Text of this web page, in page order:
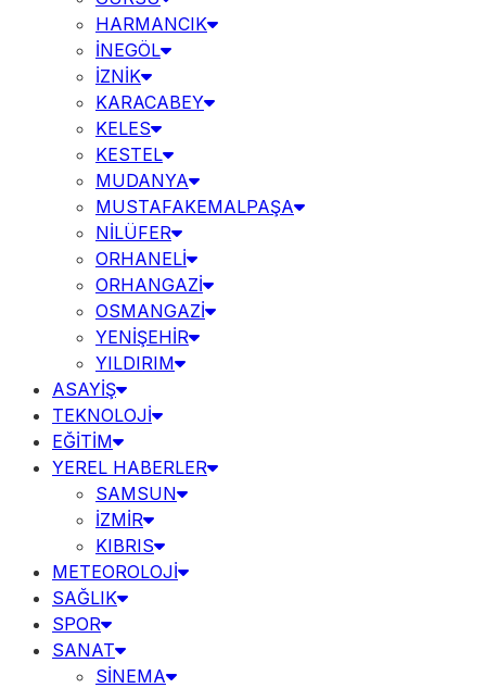
HARMANCIK
İNEGÖL
İZNİK
KARACABEY
KELES
KESTEL
MUDANYA
MUSTAFAKEMALPAŞA
NİLÜFER
ORHANELİ
ORHANGAZİ
OSMANGAZİ
YENİŞEHİR
YILDIRIM
ASAYİŞ
TEKNOLOJİ
EĞİTİM
YEREL HABERLER
SAMSUN
İZMİR
KIBRIS
METEOROLOJİ
SAĞLIK
SPOR
SANAT
SİNEMA